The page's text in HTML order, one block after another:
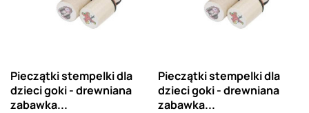
Pieczątki stempelki dla
dzieci goki - drewniana
zabawka...
Pieczątki stempelki dla
dzieci goki - drewniana
zabawka...